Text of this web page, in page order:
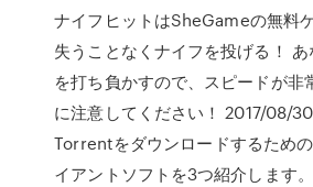
ナイフヒットはSheGameの無料
失うことなくナイフを投げる！
を打ち負かすので、スピードが非
に注意してください！ 2017/08/30
Torrentをダウンロードするため
イアントソフトを3つ紹介します